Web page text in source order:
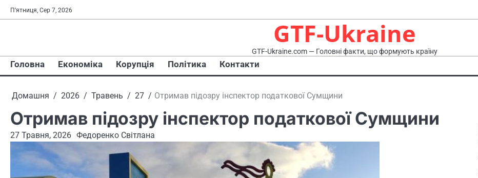
Перейти
до
П’ятниця, Сер 7, 2026
GTF-Ukraine
GTF-Ukraine.com — Головні факти, що формують країну
Головна Економіка Корупція Політика Контакти
Домашня 2026 Травень 27 Отримав підозру інспектор податкової Сумщини
Отримав підозру інспектор податкової Сумщини
27 Травня, 2026 Федоренко Світлана